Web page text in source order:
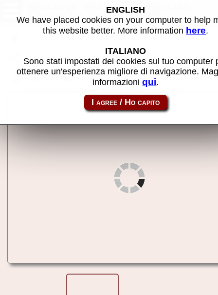
Mahjong Yoshimoto Gekijou
(Japan) - Gioco MAME
Condividi la pagina usando questo link: yosimoto
Questa scheda potrebbe contenere errori o immagini
doppie in quanto non è ancora stata controllata
ENGLISH
We have placed cookies on your computer to help
this website better. More information here.
ITALIANO
Sono stati impostati dei cookies sul tuo computer
ottenere un'esperienza migliore di navigazione.
informazioniqui.